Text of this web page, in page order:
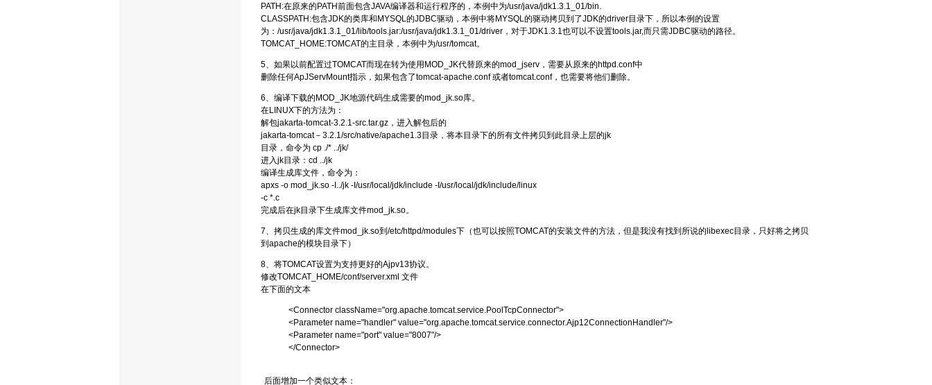
PATH:在原来的PATH前面包含JAVA编译器和运行程序的，本例中为/usr/java/jdk1.3.1_01/bin.
CLASSPATH:包含JDK的类库和MYSQL的JDBC驱动，本例中将MYSQL的驱动拷贝到了JDK的driver目录下，所以本例的设置
为：/usr/java/jdk1.3.1_01/lib/tools.jar:/usr/java/jdk1.3.1_01/driver，对于JDK1.3.1也可以不设置tools.jar,而只需JDBC驱动的路径。
TOMCAT_HOME:TOMCAT的主目录，本例中为/usr/tomcat。
5、如果以前配置过TOMCAT而现在转为使用MOD_JK代替原来的mod_jserv，需要从原来的httpd.conf中
删除任何ApJServMount指示，如果包含了tomcat-apache.conf 或者tomcat.conf，也需要将他们删除。
6、编译下载的MOD_JK地源代码生成需要的mod_jk.so库。
在LINUX下的方法为：
解包jakarta-tomcat-3.2.1-src.tar.gz，进入解包后的
jakarta-tomcat－3.2.1/src/native/apache1.3目录，将本目录下的所有文件拷贝到此目录上层的jk
目录，命令为 cp ./* ../jk/
进入jk目录：cd ../jk
编译生成库文件，命令为：
apxs -o mod_jk.so -I../jk -I/usr/local/jdk/include -I/usr/local/jdk/include/linux
-c *.c
完成后在jk目录下生成库文件mod_jk.so。
7、拷贝生成的库文件mod_jk.so到/etc/httpd/modules下（也可以按照TOMCAT的安装文件的方法，但是我没有找到所说的libexec目录，只好将之拷贝
到apache的模块目录下）
8、将TOMCAT设置为支持更好的Ajpv13协议。
修改TOMCAT_HOME/conf/server.xml 文件
在下面的文本
<Connector className="org.apache.tomcat.service.PoolTcpConnector">
<Parameter name="handler" value="org.apache.tomcat.service.connector.Ajp12ConnectionHandler"/>
<Parameter name="port" value="8007"/>
</Connector>
后面增加一个类似文本：